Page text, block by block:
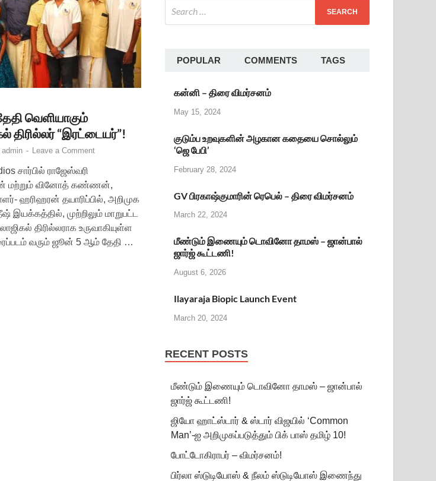
வெளியாகும்
திரில்லர் “இரட்டையர்”!
admin - Leave a Comment
சார்பில் ராஜேஸ்வரி
மற்றும் வினோத் கண்ணன்,
ஹரிஹரன் தயாரிப்பில், அறிமுக
இயக்கத்தில், முற்றிலும் மாறுபட்ட
திரில்லராக உருவாகியுள்ள
வரும் ஜூன் 5 ஆம் தேதி …
POPULAR COMMENTS TAGS
கன்னி – திரை விமர்சனம்
May 15, 2024
குடும்ப உறவுகளின் அழகான கதையை சொல்லும்
‘ஜெ பேபி’
February 28, 2024
GV பிரகாஷ்குமாரின் ரெபெல் – திரை விமர்சனம்
March 22, 2024
மீண்டும் இணையும் டொவினோ தாமஸ் – ஜான்பால்
ஜார்ஜ் கூட்டணி!
August 6, 2026
Ilayaraja Biopic Launch Event
March 20, 2024
RECENT POSTS
மீண்டும் இணையும் டொவினோ தாமஸ் – ஜான்பால்
ஜார்ஜ் கூட்டணி!
ஜியோ ஹாட்ஸ்டார் & ஸ்டார் விஜயில் ‘Common
Man’-ஐ அறிமுகப்படுத்தும் பிக் பாஸ் தமிழ் 10!
போட்டோகிராபர் – விமர்சனம்!
பிர்லா ஸ்டுடியோஸ் & நீலம் ஸ்டுடியோஸ் இணைந்து